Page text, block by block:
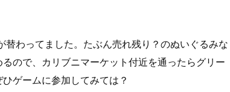
替わってました。たぶん売れ残り？のぬいぐるみな
ので、カリブニマーケット付近を通ったらグリー
ゲームに参加してみては？